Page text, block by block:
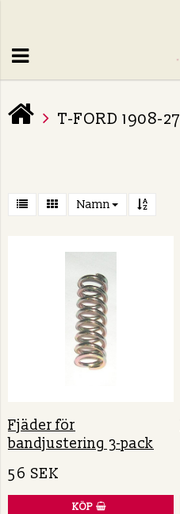
T-FORD 1908-27
Namn
Fjäder för
bandjustering 3-pack
56 SEK
KÖP